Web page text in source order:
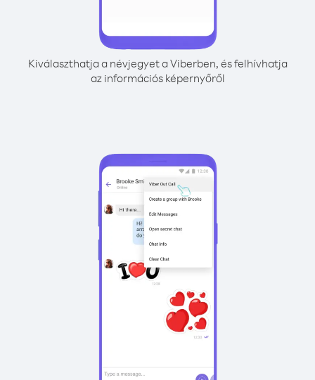
Kiválaszthatja a névjegyet a Viberben, és felhívhatja
az információs képernyőről